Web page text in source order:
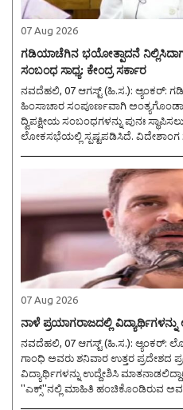
07 Aug 2026
ಗಡಿಯಾಚೆಗಿನ ಭಯೋತ್ಪಾದನೆ ನಿಲ್ಲಿಸಿದಾಗ
ಸಂಬಂಧ ಸಾಧ್ಯ: ಕೇಂದ್ರ ಸರ್ಕಾರ
ನವದೆಹಲಿ, 07 ಆಗಸ್ಟ್ (ಹಿ.ಸ.): ಆ್ಯಂಕರ್: ಗಡಿಯಾಚೆಗಿನ ಭಯೋತ್ಪಾದನೆ, ವೈರತ್ವ ಹಾಗೂ
ಹಿಂಸಾಚಾರ ಸಂಪೂರ್ಣವಾಗಿ
ದ್ವಿಪಕ್ಷೀಯ ಸಂಬಂಧಗಳನ್ನು ಪುನಃ
ಲೋಕಸಭೆಯಲ್ಲಿ
07 Aug 2026
ನಾಳೆ ಪ್ರಯಾಗರಾಜದಲ್ಲಿ
ನವದೆಹಲಿ, 07 ಆಗಸ್ಟ್ (ಹಿ.ಸ.): ಆ್ಯಂಕರ್: ಲೋಕಸಭೆಯ ಪ್ರತಿಪಕ್ಷದ ನಾಯಕ ರಾಹುಲ್
ಗಾಂಧಿ ಅವರು ಶನಿವಾರ ಉತ್ತರ ಪ್ರದೇಶದ
ವಿದ್ಯಾರ್ಥಿಗಳನ್ನು ಉದ್ದೇಶಿಸಿ ಮಾತನಾಡಲಿದ್ದಾರೆ. ಈ ಕುರಿತು ಸಾಮಾಜಿಕ
''ಎಕ್ಸ್''ನಲ್ಲಿ ಮಾಹಿತಿ ಹಂಚಿಕೊಂಡಿರುವ